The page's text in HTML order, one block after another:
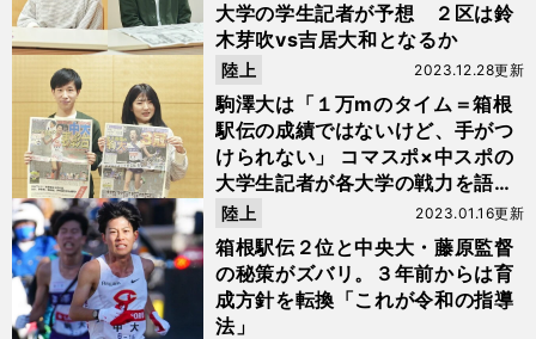
大学の学生記者が予想 ２区は鈴
木芽吹vs吉居大和となるか
駒澤大は「１万mのタイム＝箱根
駅伝の成績ではないけど、手がつ
けられない」 コマスポ×中スポの
大学生記者が各大学の戦力を語り
合う
2023.12.28更新
陸上
箱根駅伝２位と中央大・藤原監督
の秘策がズバリ。３年前からは育
成方針を転換「これが令和の指導
法」
2023.01.16更新
陸上